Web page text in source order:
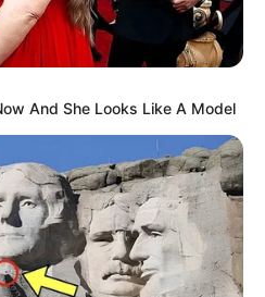
ΕΙΔΗΣΕΩΝ…….
ΝΑ ΦΤΑΣΟΥΝ ΣΤΗΝ
ΤΗΣ ΜΕΤΑΒΑΣΗΣ ΣΤΗΝ ΝΕΑ
And She Looks Like A Model